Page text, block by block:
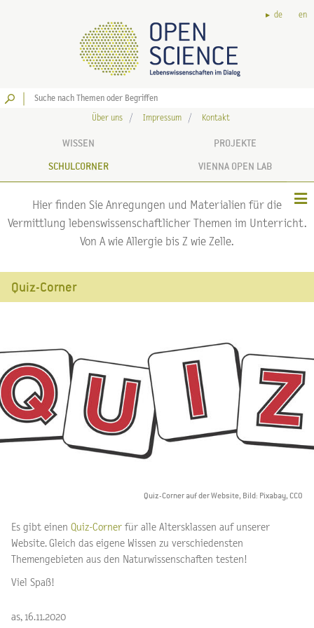
de en
Über uns Impressum Kontakt
WISSEN PROJEKTE
SCHULCORNER VIENNA OPEN LAB
Hier finden Sie Anregungen und Materialien für die
Vermittlung lebenswissenschaftlicher Themen im Unterricht.
Von A wie Allergie bis Z wie Zelle.
Quiz-Corner
Quiz-Corner auf der Website, Bild: Pixabay, CCO
Es gibt einen Quiz-Corner für alle Altersklassen auf unserer
Website. Gleich das eigene Wissen zu verschiedensten
Themengebieten aus den Naturwissenschaften testen!
Viel Spaß!
as, 16.11.2020